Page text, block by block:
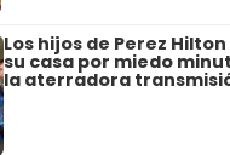
Los hijos de Perez
su casa por miedo
la aterradora